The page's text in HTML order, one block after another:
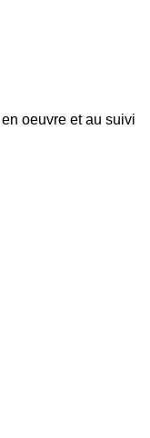
oeuvre et au suivi